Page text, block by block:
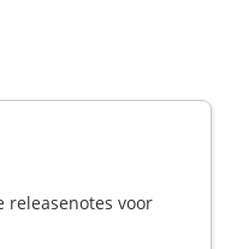
releasenotes voor